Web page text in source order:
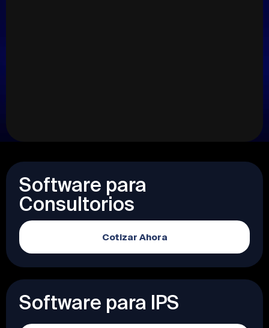
Software para
Consultorios
Cotizar Ahora
Software para IPS